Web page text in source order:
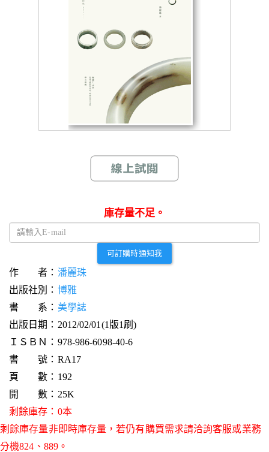
庫存量不足。
可訂購時通知我
作 者： 潘麗珠
出版社別： 博雅
書 系： 美學誌
出版日期：2012/02/01(1版1刷)
ＩＳＢＮ：978-986-6098-40-6
書 號：RA17
頁 數：192
開 數：25K
剩餘庫存：0本
剩餘庫存量非即時庫存量，若仍有購買需求請洽詢客服或業務
分機824、889。